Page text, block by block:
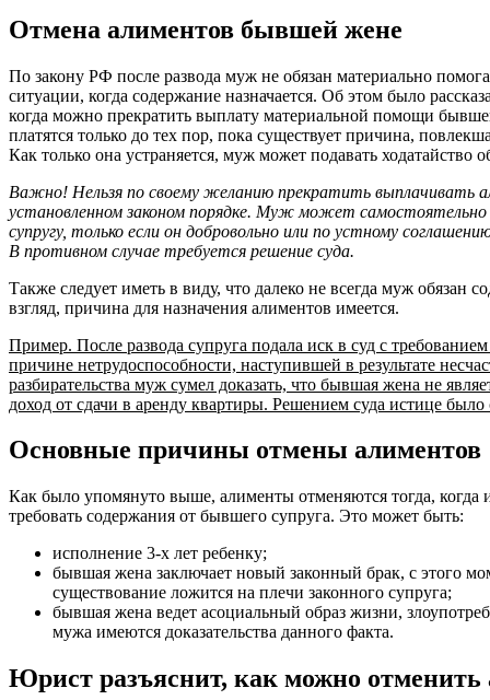
Отмена алиментов бывшей жене
По закону РФ после развода муж не обязан материально
ситуации, когда содержание назначается. Об этом было
когда можно прекратить выплату материальной помощи
платятся только до тех пор, пока существует причина,
Как только она устраняется, муж может подавать ходатайство
Важно! Нельзя по своему желанию прекратить выплачивать
установленном законом порядке. Муж может
супругу, только если он добровольно или по устному
В противном случае требуется решение суда.
Также следует иметь в виду, что далеко не всегда муж обязан
взгляд, причина для назначения алиментов имеется.
Пример. После развода супруга подала иск в суд с
причине нетрудоспособности, наступившей в результате
разбирательства муж сумел доказать, что бывшая жена не
доход от сдачи в аренду квартиры. Решением суда истице
Основные причины отмены алиментов
Как было упомянуто выше, алименты отменяются тогда, когда
требовать содержания от бывшего супруга. Это может быть:
исполнение 3-х лет ребенку;
бывшая жена заключает новый законный брак, с этого
существование ложится на плечи законного супруга;
бывшая жена ведет асоциальный образ жизни,
мужа имеются доказательства данного факта.
Юрист разъяснит, как можно